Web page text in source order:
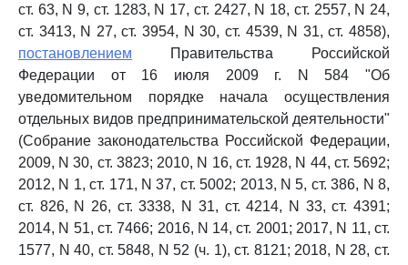
ст. 63, N 9, ст. 1283, N 17, ст. 2427, N 18, ст. 2557, N 24,
ст. 3413, N 27, ст. 3954, N 30, ст. 4539, N 31, ст. 4858),
постановлением Правительства Российской
Федерации от 16 июля 2009 г. N 584 "Об
уведомительном порядке начала осуществления
отдельных видов предпринимательской деятельности"
(Собрание законодательства Российской Федерации,
2009, N 30, ст. 3823; 2010, N 16, ст. 1928, N 44, ст. 5692;
2012, N 1, ст. 171, N 37, ст. 5002; 2013, N 5, ст. 386, N 8,
ст. 826, N 26, ст. 3338, N 31, ст. 4214, N 33, ст. 4391;
2014, N 51, ст. 7466; 2016, N 14, ст. 2001; 2017, N 11, ст.
1577, N 40, ст. 5848, N 52 (ч. 1), ст. 8121; 2018, N 28, ст.